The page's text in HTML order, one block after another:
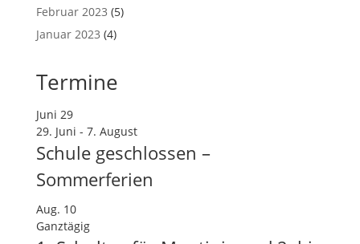
Februar 2023 (5)
Januar 2023 (4)
Termine
Juni 29
29. Juni - 7. August
Schule geschlossen –
Sommerferien
Aug. 10
Ganztägig